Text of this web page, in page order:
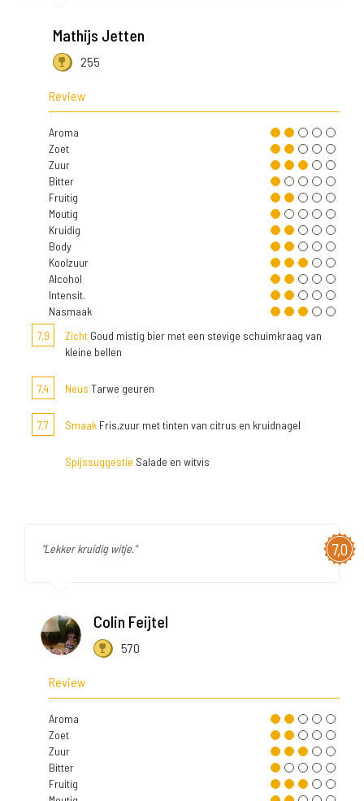
Mathijs Jetten
255
Review
Aroma
Zoet
Zuur
Bitter
Fruitig
Moutig
Kruidig
Body
Koolzuur
Alcohol
Intensit.
Nasmaak
7,9
Zicht Goud mistig bier met een stevige schuimkraag van
kleine bellen
7,4 Neus Tarwe geuren
7,7 Smaak Fris,zuur met tinten van citrus en kruidnagel
Spijssuggestie Salade en witvis
7,0
"Lekker kruidig witje."
Colin Feijtel
570
Review
Aroma
Zoet
Zuur
Bitter
Fruitig